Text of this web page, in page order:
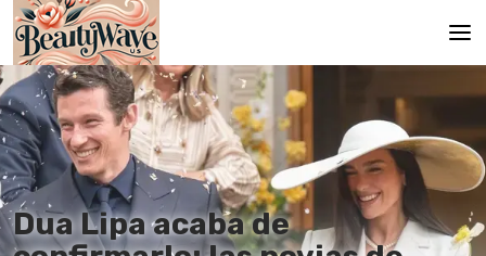
Main
En
Es
Ru
Dua Lipa acaba de